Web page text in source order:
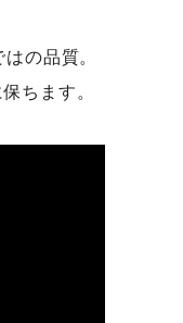
の品質。
ちます。